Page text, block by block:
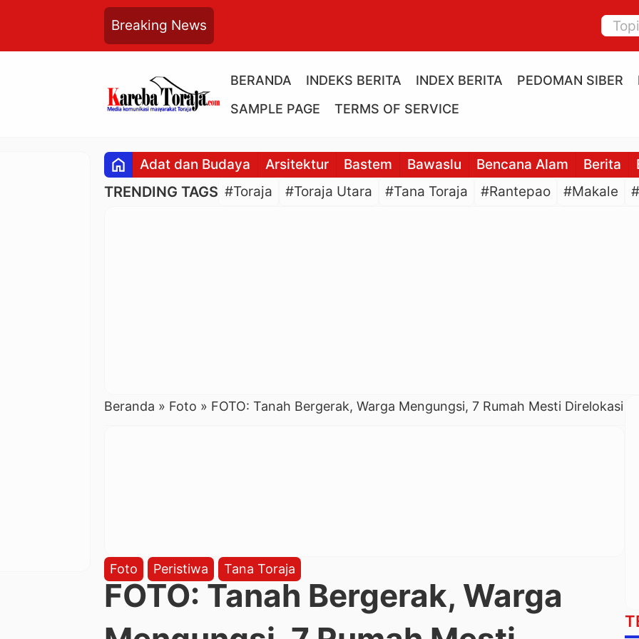
Breaking News
BERANDA INDEKS BERITA INDEX BERITA PEDOMAN SIBER
SAMPLE PAGE
TERMS OF SERVICE
home Adat dan Budaya Arsitektur Bastem Bawaslu Bencana Alam Berita
TRENDING TAGS #Toraja #Toraja Utara #Tana Toraja #Rantepao #Makale
Beranda » Foto » FOTO: Tanah Bergerak, Warga Mengungsi, 7 Rumah Mesti Direlokasi
Foto Peristiwa Tana Toraja
FOTO: Tanah Bergerak, Warga